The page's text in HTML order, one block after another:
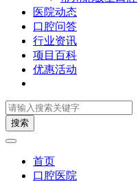
医院动态
口腔问答
行业资讯
项目百科
优惠活动
搜索
首页
口腔医院